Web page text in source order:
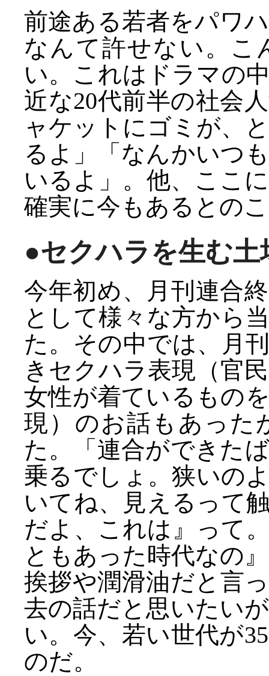
前途ある若者をパワ
なんて許せない。こ
い。これはドラマの
近な20代前半の社会
ャケットにゴミが、
るよ」「なんかいつ
いるよ」。他、ここ
確実に今もあるとの
●セクハラを生む土
今年初め、月刊連合
として様々な方から
た。その中では、月
きセクハラ表現（官
女性が着ているもの
現）のお話もあった
た。「連合ができた
乗るでしょ。狭いの
いてね、見えるって
だよ、これは』って
ともあった時代なの
挨拶や潤滑油だと言
去の話だと思いたい
い。今、若い世代が
のだ。